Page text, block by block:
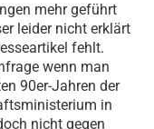
mehr geführt
leider nicht erklärt
fehlt.
wenn man
90er-Jahren der
in
nicht gegen